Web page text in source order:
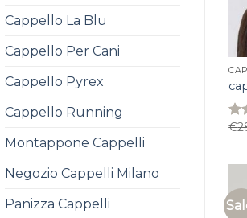
Cappello La Blu
Cappello Per Cani
Cappello Pyrex
Cappello Running
Montappone Cappelli
Negozio Cappelli Milano
Panizza Cappelli
€